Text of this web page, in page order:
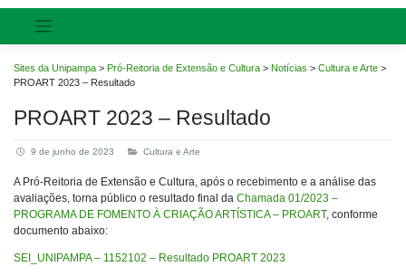
Sites da Unipampa > Pró-Reitoria de Extensão e Cultura > Notícias > Cultura e Arte >
PROART 2023 – Resultado
PROART 2023 – Resultado
9 de junho de 2023 Cultura e Arte
A Pró-Reitoria de Extensão e Cultura, após o recebimento e a análise das
avaliações, torna público o resultado final da Chamada 01/2023 –
PROGRAMA DE FOMENTO À CRIAÇÃO ARTÍSTICA – PROART, conforme
documento abaixo:
SEI_UNIPAMPA – 1152102 – Resultado PROART 2023